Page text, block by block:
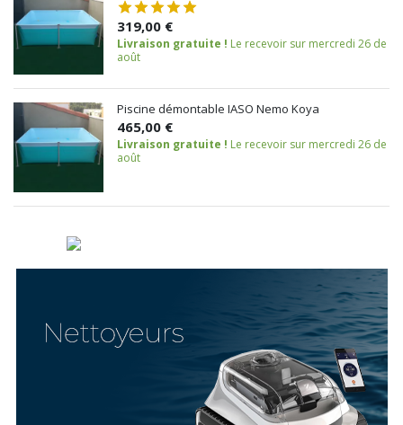
319,00 €
Livraison gratuite ! Le recevoir sur mercredi 26 de
août
Piscine démontable IASO Nemo Koya
465,00 €
Livraison gratuite ! Le recevoir sur mercredi 26 de
août